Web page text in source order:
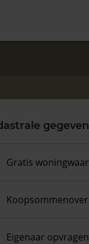
Gratis
Eigenaar opvragen